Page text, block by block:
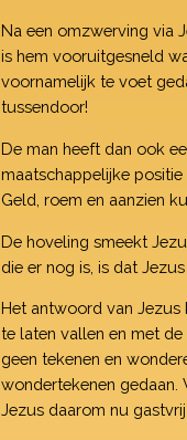
Na een omzwerving via
is hem vooruitgesneld
voornamelijk te voet
tussendoor!
De man heeft dan ook
maatschappelijke
Geld, roem en aanzien
De hoveling smeekt
die er nog is, is dat
Het antwoord van Jezus
te laten vallen en met
geen tekenen en
wondertekenen gedaan.
Jezus daarom nu